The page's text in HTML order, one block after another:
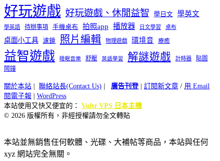
好玩遊戲 好玩遊戲、休閒益智 學日文 學英文
學英語 待辦事項 手機桌布 拍照app 播放器 日文學習 桌布
桌面小工具 濾鏡 照片編輯 物理遊戲 環境音 療癒
益智遊戲 睡眠音樂 舒壓 英語學習 解謎遊戲 計時器
貼圖
鬧鐘
關於本站 聯絡站長(Contact Us) 廣告刊登| 訂閱新文章 / 用 Email
閱電子報
WordPress
本站使用又快又便宜的： Vultr VPS 日本主機
© 2026 版權所有，非經授權請勿全文轉貼
本站並無銷售任何軟體、光碟、大補帖等商品，本站與任何
xyz 網站完全無關。